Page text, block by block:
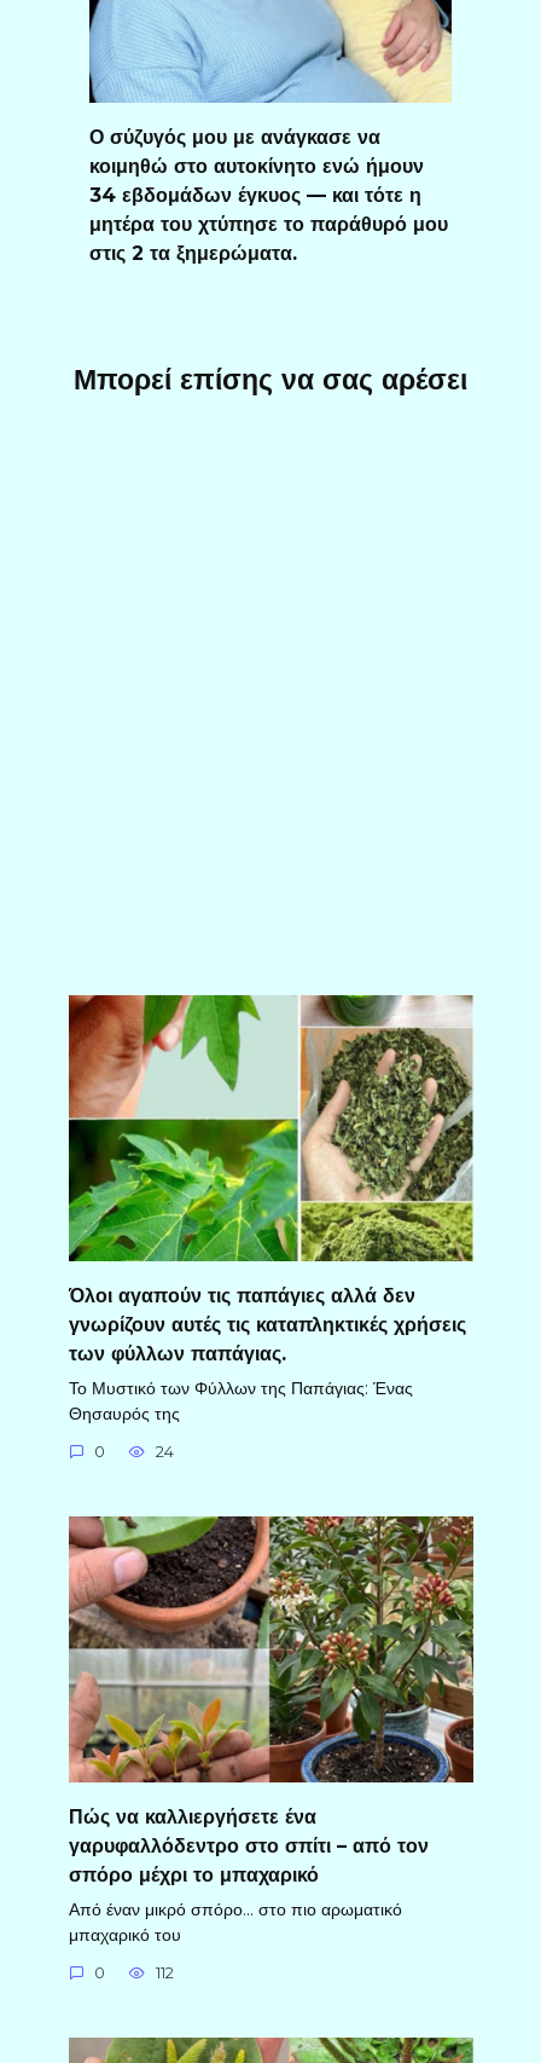
Ο σύζυγός μου με ανάγκασε να
κοιμηθώ στο αυτοκίνητο ενώ ήμουν
34 εβδομάδων έγκυος — και τότε η
μητέρα του χτύπησε το παράθυρό μου
στις 2 τα ξημερώματα.
Μπορεί επίσης να σας αρέσει
Όλοι αγαπούν τις παπάγιες αλλά δεν
γνωρίζουν αυτές τις καταπληκτικές χρήσεις
των φύλλων παπάγιας.
Το Μυστικό των Φύλλων της Παπάγιας: Ένας
Θησαυρός της
0 24
Πώς να καλλιεργήσετε ένα
γαρυφαλλόδεντρο στο σπίτι – από τον
σπόρο μέχρι το μπαχαρικό
Από έναν μικρό σπόρο… στο πιο αρωματικό
μπαχαρικό του
0 112